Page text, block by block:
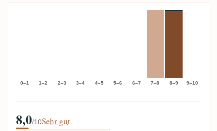
0–1 1–2 2–3 3–4 4–5 5–6 6–7 7–8 8–9 9–10
8,0/10Sehr gut